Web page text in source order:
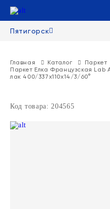
Пятигорск
Главная Каталог
Паркет
Паркет Елка Французская
лак 400/337х110х14/3/60°
Код товара: 204565